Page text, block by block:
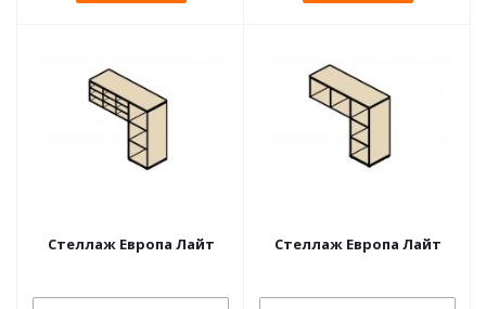
Стеллаж Европа Лайт Стеллаж Европа Лайт